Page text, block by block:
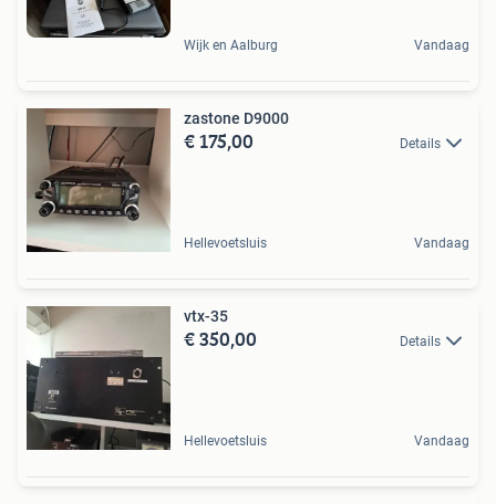
Wijk en Aalburg Vandaag
zastone D9000
€ 175,00 Details
Hellevoetsluis Vandaag
vtx-35
€ 350,00 Details
Hellevoetsluis Vandaag